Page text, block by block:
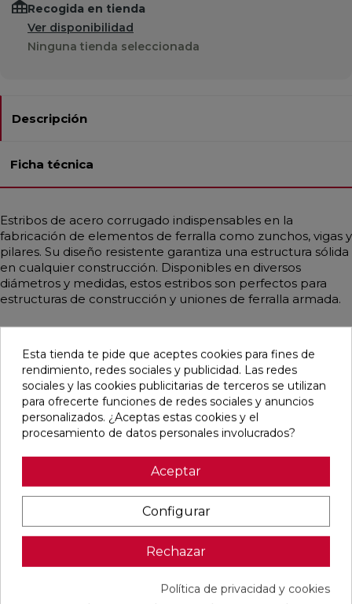
Recogida en tienda
Ver disponibilidad
Ninguna tienda seleccionada
Descripción
Ficha técnica
Estribos de acero corrugado indispensables en la
fabricación de elementos de ferralla como zunchos, vigas y
pilares. Su diseño resistente garantiza una estructura sólida
en cualquier construcción. Disponibles en diversos
diámetros y medidas, estos estribos son perfectos para
estructuras de construcción y uniones de ferralla armada.
Productos relacionados
SEMI VIGA
T-11/ TIPO
MTS
Ref:
Prefabricados
favorite
SEMI VIGA
T-11/ TIPO
110.2.-1,50
MTS
Ref:
Prefabricados
Pujol
favorite
SEMI VIGA
T-11/ TIPO
VP
110.2.-2,00
MTS
Ref:
01112000
Prefabricados
7,30 €
favorite
SEMI VIGA
T-11/ TIPO
MTS
Ref:
7,30 €
Esta tienda te pide que aceptes cookies para fines de
rendimiento, redes sociales y publicidad. Las redes
sociales y las cookies publicitarias de terceros se utilizan
para ofrecerte funciones de redes sociales y anuncios
personalizados. ¿Aceptas estas cookies y el
procesamiento de datos personales involucrados?
Aceptar
Configurar
Rechazar
Política de privacidad y cookies